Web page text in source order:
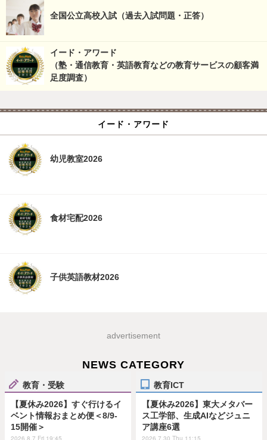
全国公立高校入試（過去入試問題・正答）
イード・アワード
（塾・通信教育・英語教育などの教育サービスの顧客満
足度調査）
イード・アワード
幼児教室2026
食材宅配2026
子供英語教材2026
advertisement
NEWS CATEGORY
教育・受験
【夏休み2026】すぐ行けるイ
ベント情報おまとめ便＜8/9-
15開催＞
2026.8.7 Fri 19:45
教育ICT
【夏休み2026】東大メタバー
ス工学部、生成AIなどジュニ
ア講座6選
2026.7.30 Thu 11:15